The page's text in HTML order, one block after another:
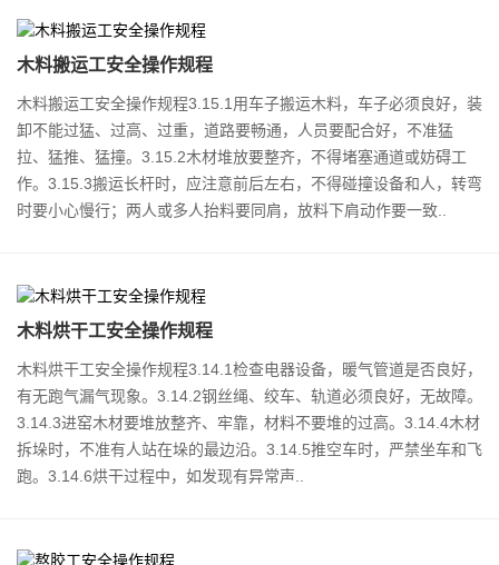
​木料搬运工安全操作规程
木料搬运工安全操作规程3.15.1用车子搬运木料，车子必须良好，装
卸不能过猛、过高、过重，道路要畅通，人员要配合好，不准猛
拉、猛推、猛撞。3.15.2木材堆放要整齐，不得堵塞通道或妨碍工
作。3.15.3搬运长杆时，应注意前后左右，不得碰撞设备和人，转弯
时要小心慢行；两人或多人抬料要同肩，放料下肩动作要一致..
木料烘干工安全操作规程
木料烘干工安全操作规程3.14.1检查电器设备，暖气管道是否良好，
有无跑气漏气现象。3.14.2钢丝绳、绞车、轨道必须良好，无故障。
3.14.3进窑木材要堆放整齐、牢靠，材料不要堆的过高。3.14.4木材
拆垛时，不准有人站在垛的最边沿。3.14.5推空车时，严禁坐车和飞
跑。3.14.6烘干过程中，如发现有异常声..